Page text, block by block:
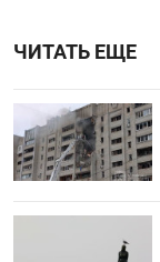
ЧИТАТЬ ЕЩЕ